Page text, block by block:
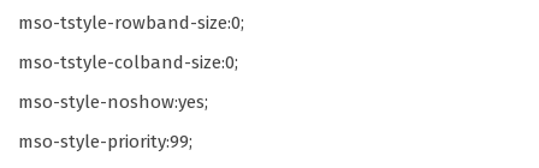
mso-tstyle-rowband-size:0;
mso-tstyle-colband-size:0;
mso-style-noshow:yes;
mso-style-priority:99;